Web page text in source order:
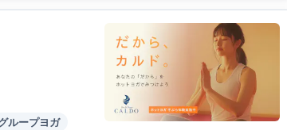
ループヨガ